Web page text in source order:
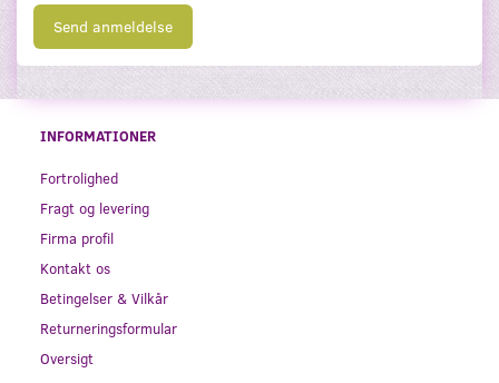
Send anmeldelse
INFORMATIONER
Fortrolighed
Fragt og levering
Firma profil
Kontakt os
Betingelser & Vilkår
Returneringsformular
Oversigt